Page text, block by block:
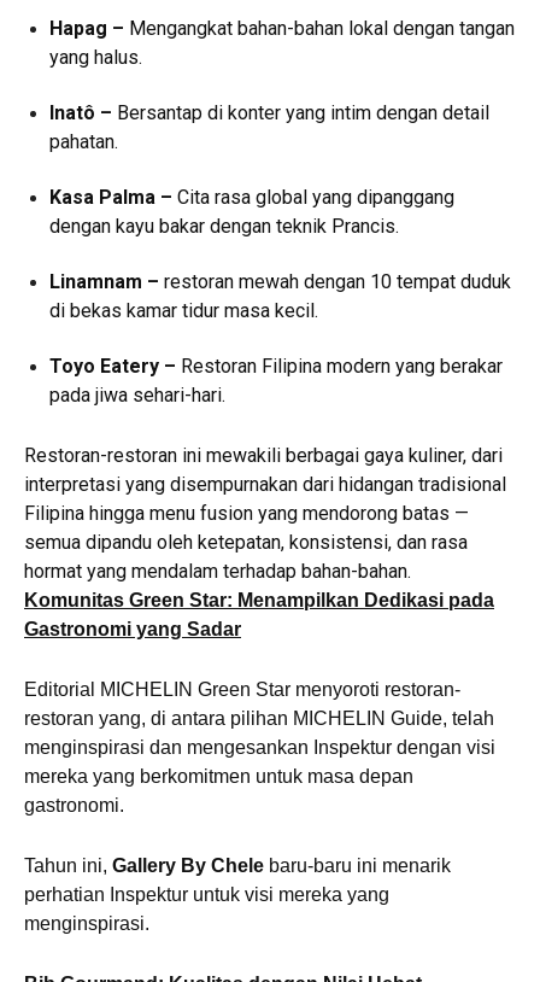
Hapag – Mengangkat bahan-bahan lokal dengan tangan
yang halus.
Inatô – Bersantap di konter yang intim dengan detail
pahatan.
Kasa Palma – Cita rasa global yang dipanggang
dengan kayu bakar dengan teknik Prancis.
Linamnam – restoran mewah dengan 10 tempat duduk
di bekas kamar tidur masa kecil.
Toyo Eatery – Restoran Filipina modern yang berakar
pada jiwa sehari-hari.
Restoran-restoran ini mewakili berbagai gaya kuliner, dari
interpretasi yang disempurnakan dari hidangan tradisional
Filipina hingga menu fusion yang mendorong batas —
semua dipandu oleh ketepatan, konsistensi, dan rasa
hormat yang mendalam terhadap bahan-bahan.
Komunitas Green Star: Menampilkan Dedikasi pada
Gastronomi yang Sadar
Editorial MICHELIN Green Star menyoroti restoran-
restoran yang, di antara pilihan MICHELIN Guide, telah
menginspirasi dan mengesankan Inspektur dengan visi
mereka yang berkomitmen untuk masa depan
gastronomi.
Tahun ini, Gallery By Chele baru-baru ini menarik
perhatian Inspektur untuk visi mereka yang
menginspirasi.